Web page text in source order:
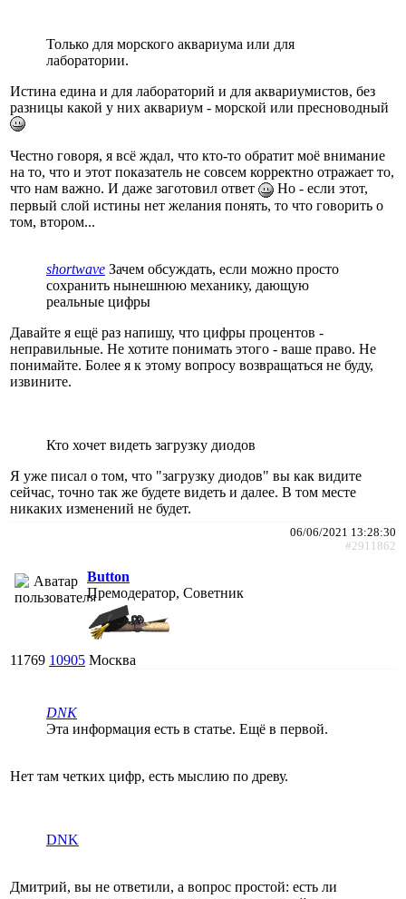
Только для морского аквариума или для
лаборатории.
Истина едина и для лабораторий и для аквариумистов, без
разницы какой у них аквариум - морской или пресноводный
Честно говоря, я всё ждал, что кто-то обратит моё внимание
на то, что и этот показатель не совсем корректно отражает то,
что нам важно. И даже заготовил ответ
Но - если этот,
первый слой истины нет желания понять, то что говорить о
том, втором...
shortwave Зачем обсуждать, если можно просто
сохранить нынешнюю механику, дающую
реальные цифры
Давайте я ещё раз напишу, что цифры процентов -
неправильные. Не хотите понимать этого - ваше право. Не
понимайте. Более я к этому вопросу возвращаться не буду,
извините.
Кто хочет видеть загрузку диодов
Я уже писал о том, что "загрузку диодов" вы как видите
сейчас, точно так же будете видеть и далее. В том месте
никаких изменений не будет.
06/06/2021 13:28:30
#2911862
Button
Премодератор, Советник
11769 10905 Москва
DNK
Эта информация есть в статье. Ещё в первой.
Нет там четких цифр, есть мыслию по древу.
DNK
Дмитрий, вы не ответили, а вопрос простой: есть ли